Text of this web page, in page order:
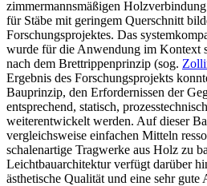
zimmermannsmäßigen
für Stäbe mit geringem Querschnitt
Forschungsprojektes. Das
wurde für die Anwendung im Kontext
nach dem Brettrippenprinzip (sog.
Ergebnis des Forschungsprojekts
Bauprinzip, den Erfordernissen der
entsprechend, statisch,
weiterentwickelt werden. Auf dieser
vergleichsweise einfachen Mitteln
schalenartige Tragwerke aus Holz zu
Leichtbauarchitektur verfügt darüber
ästhetische Qualität und eine sehr gute